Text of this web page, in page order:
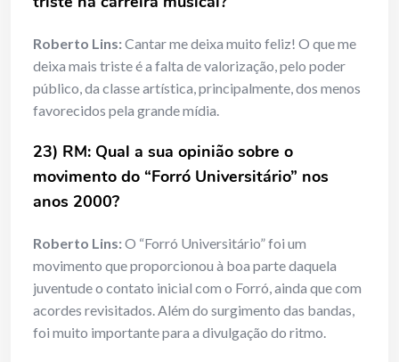
Roberto Lins:Cantar me deixa muito feliz! O que me
deixa mais triste é a falta de valorização, pelo poder
público, da classe artística, principalmente, dos menos
favorecidos pela grande mídia.
23) RM: Qual a sua opinião sobre o
movimento do “Forró Universitário” nos
anos 2000?
Roberto Lins:O “Forró Universitário” foi um
movimento que proporcionou à boa parte daquela
juventude o contato inicial com o Forró, ainda que com
acordes revisitados. Além do surgimento das bandas,
foi muito importante para a divulgação do ritmo.